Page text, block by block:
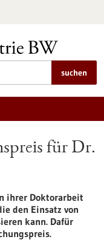
suchen
für Dr.
ihrer Doktorarbeit
den Einsatz von
kann. Dafür